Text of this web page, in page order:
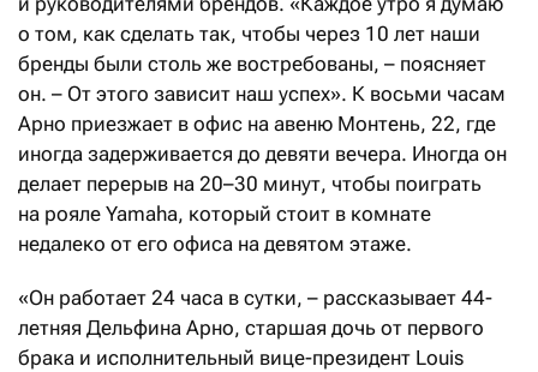
о том, как сделать так, чтобы через 10 лет наши
бренды были столь же востребованы, – поясняет
он. – От этого зависит наш успех». К восьми часам
Арно приезжает в офис на авеню Монтень, 22, где
иногда задерживается до девяти вечера. Иногда он
делает перерыв на 20–30 минут, чтобы поиграть
на рояле Yamaha, который стоит в комнате
недалеко от его офиса на девятом этаже.
«Он работает 24 часа в сутки, – рассказывает 44-
летняя Дельфина Арно, старшая дочь от первого
брака и исполнительный вице-президент Louis